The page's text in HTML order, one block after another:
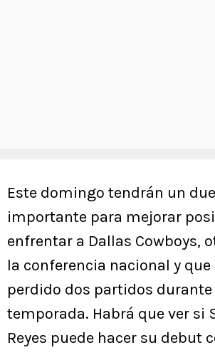
Este domingo tendrán un
importante para mejorar
enfrentar a Dallas Cowboys,
la conferencia nacional y
perdido dos partidos durante
temporada. Habrá que ver si
Reyes puede hacer su debut